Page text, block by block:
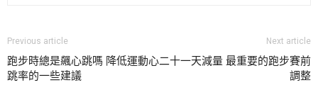
Previous article
跑步時總是飆心跳嗎 降低運動心
跳率的一些建議
Next article
二十一天減量 最重要的跑步賽前
調整